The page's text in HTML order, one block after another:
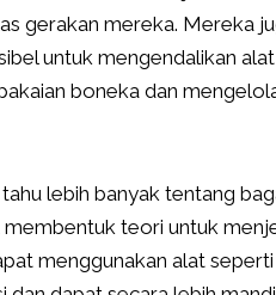
gerakan mereka. Mereka
untuk mengendalikan
boneka dan
lebih banyak tentang
teori untuk
menggunakan alat